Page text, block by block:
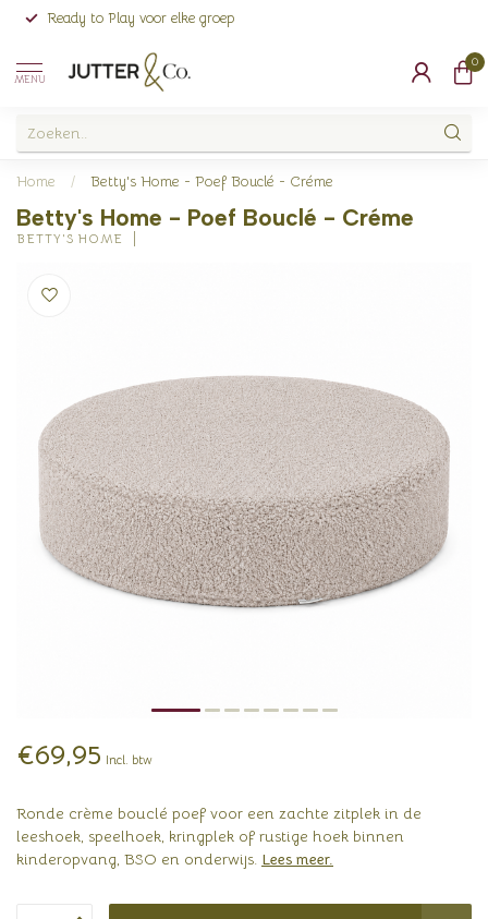
Ready to Play voor elke groep
MENU
0
Home / Betty's Home - Poef Bouclé - Créme
Betty's Home - Poef Bouclé - Créme
BETTY'S HOME
€69,95 Incl. btw
Ronde crème bouclé poef voor een zachte zitplek in de
leeshoek, speelhoek, kringplek of rustige hoek binnen
kinderopvang, BSO en onderwijs. Lees meer.